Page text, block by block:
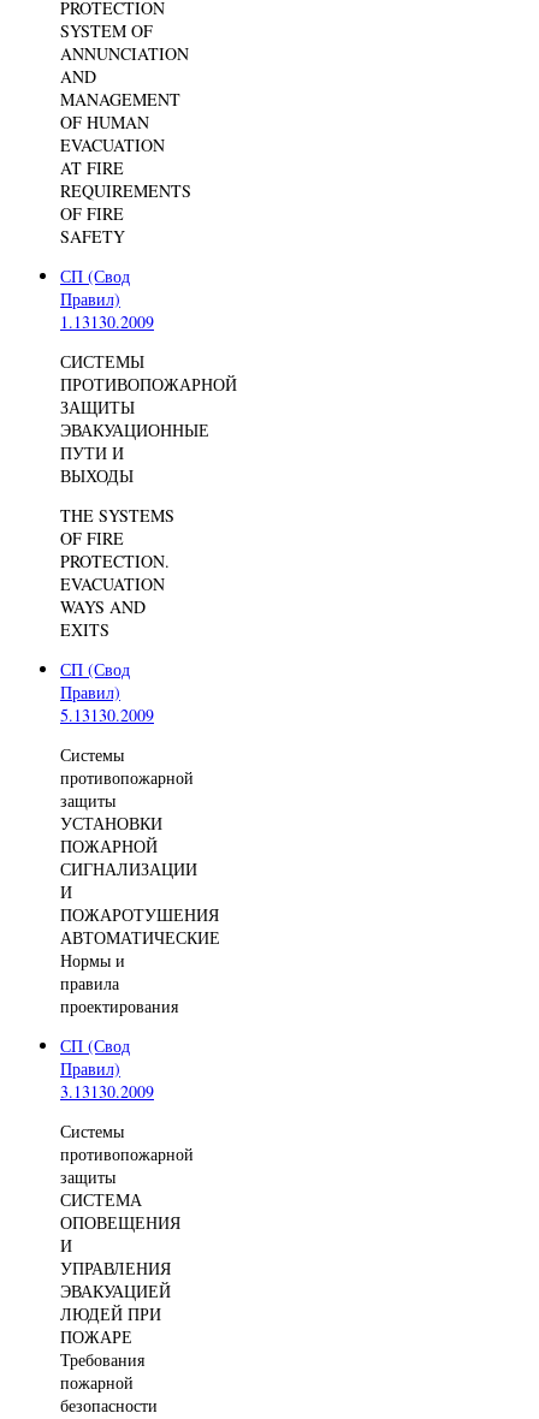
PROTECTION
SYSTEM OF
ANNUNCIATION
AND
MANAGEMENT
OF HUMAN
EVACUATION
AT FIRE
REQUIREMENTS
OF FIRE
SAFETY
СП (Свод
Правил)
1.13130.2009
СИСТЕМЫ
ПРОТИВОПОЖАРНОЙ
ЗАЩИТЫ
ЭВАКУАЦИОННЫЕ
ПУТИ И
ВЫХОДЫ
THE SYSTEMS
OF FIRE
PROTECTION.
EVACUATION
WAYS AND
EXITS
СП (Свод
Правил)
5.13130.2009
Системы
противопожарной
защиты
УСТАНОВКИ
ПОЖАРНОЙ
СИГНАЛИЗАЦИИ
И
ПОЖАРОТУШЕНИЯ
АВТОМАТИЧЕСКИЕ
Нормы и
правила
проектирования
СП (Свод
Правил)
3.13130.2009
Системы
противопожарной
защиты
СИСТЕМА
ОПОВЕЩЕНИЯ
И
УПРАВЛЕНИЯ
ЭВАКУАЦИЕЙ
ЛЮДЕЙ ПРИ
ПОЖАРЕ
Требования
пожарной
безопасности